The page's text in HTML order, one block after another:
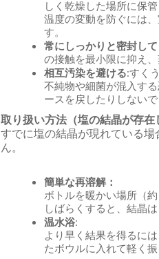
しく乾燥した場所に保管
温度の変動を防ぐには
す。
常にしっかりと密封し
の接触を最小限に抑え
相互汚染を避ける:すく
不純物や細菌が混入す
ースを戻したりしないで
取り扱い方法（塩の結晶が存在
すでに塩の結晶が現れている
ん。
簡単な再溶解：
ボトルを暖かい場所（約
しばらくすると、結晶
温水浴:
より早く結果を得るに
たボウルに入れて軽く